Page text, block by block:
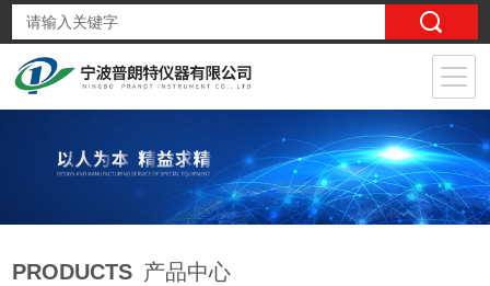
PRODUCTS 产品中心